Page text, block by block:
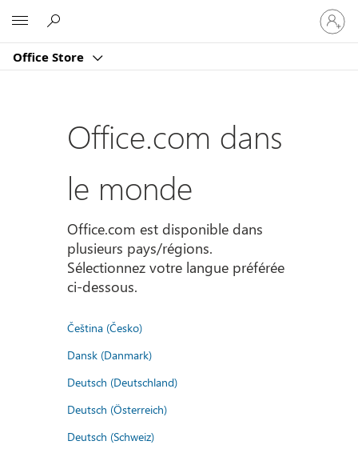
Office Store
vous
à
compte
Office.com dans
le monde
Office.com est disponible dans
plusieurs pays/régions.
Sélectionnez votre langue préférée
ci-dessous.
Čeština (Česko)
Dansk (Danmark)
Deutsch (Deutschland)
Deutsch (Österreich)
Deutsch (Schweiz)